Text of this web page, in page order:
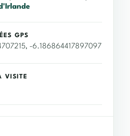
GPS
-6.186864417897097
VISITE